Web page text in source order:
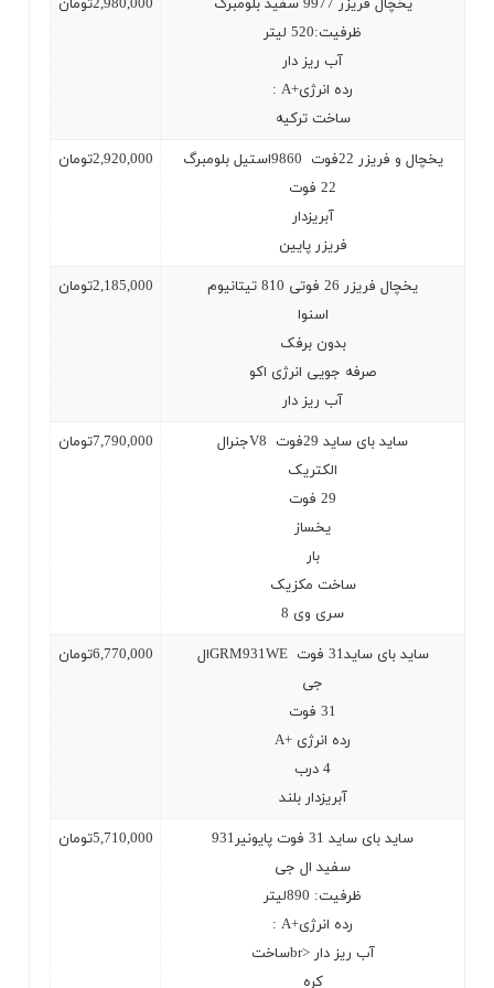
یخچال فریزر 9977 سفید بلومبرگ
ظرفیت:520 لیتر
آب ریز دار
رده انرژی: A+
ساخت ترکیه
2,980,000تومان
یخچال و فریزر 22فوت 9860استیل بلومبرگ
22 فوت
آبریزدار
فریزر پایین
2,920,000تومان
یخچال فریزر 26 فوتی 810 تیتانیوم
اسنوا
بدون برفک
صرفه جویی انرژی اکو
آب ریز دار
2,185,000تومان
ساید بای ساید 29فوت V8جنرال
الکتریک
29 فوت
یخساز
بار
ساخت مکزیک
سری وی 8
7,790,000تومان
ساید بای ساید31 فوت GRM931WEال
جی
31 فوت
رده انرژی A+
4 درب
آبریزدار بلند
6,770,000تومان
ساید بای ساید 31 فوت پایونیر931
سفید ال جی
ظرفیت: 890لیتر
رده انرژی: A+
آب ریز دار br>ساخت
کره
5,710,000تومان